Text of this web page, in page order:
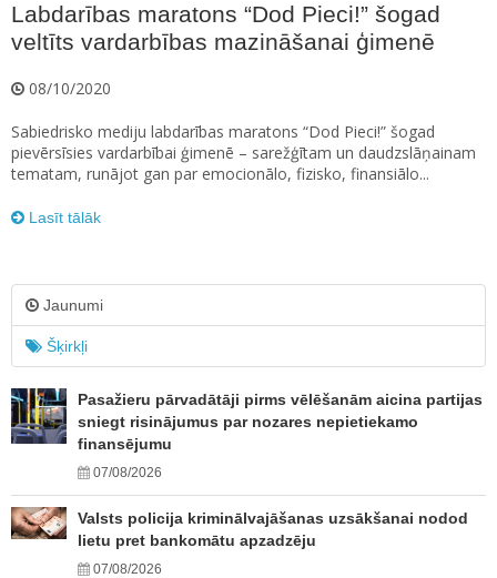
Labdarības maratons “Dod Pieci!” šogad
veltīts vardarbības mazināšanai ģimenē
08/10/2020
Sabiedrisko mediju labdarības maratons “Dod Pieci!” šogad
pievērsīsies vardarbībai ģimenē – sarežģītam un daudzslāņainam
tematam, runājot gan par emocionālo, fizisko, finansiālo...
Lasīt tālāk
Jaunumi
Šķirkļi
Pasažieru pārvadātāji pirms vēlēšanām aicina partijas
sniegt risinājumus par nozares nepietiekamo
finansējumu
07/08/2026
Valsts policija kriminālvajāšanas uzsākšanai nodod
lietu pret bankomātu apzadzēju
07/08/2026